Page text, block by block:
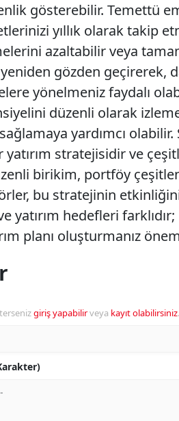
gösterebilir. Temettü
yıllık olarak takip
azaltabilir veya
gözden geçirerek,
yönelmeniz faydalı
düzenli olarak
yardımcı
stratejisidir ve
birikim, portföy
bu stratejinin etkinliğini
yatırım hedefleri
planı oluşturmanız
giriş yapabilirveya kayıt olabilirsiniz.